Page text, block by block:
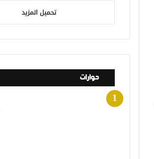
تحميل المزيد
حوارات